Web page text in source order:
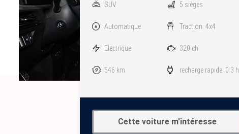
SUV
Automatique
Electrique
546 km
5 sièges
Traction: 4x4
320 ch
recharge rapide: 0.3 h
Cette voiture m'intéresse